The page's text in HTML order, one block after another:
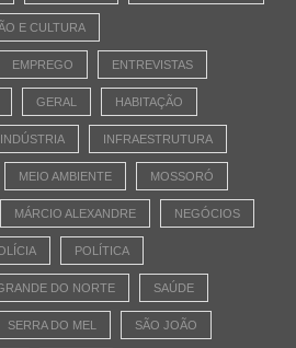
E CULTURA
EMPREGO ENTREVISTAS
GERAL HABITAÇÃO
INDÚSTRIA INFRAESTRUTURA
MEIO AMBIENTE MOSSORÓ
MÁRCIO ALEXANDRE NEGÓCIOS
POLÍTICA
DO NORTE SAÚDE
SERRA DO MEL SÃO JOÃO